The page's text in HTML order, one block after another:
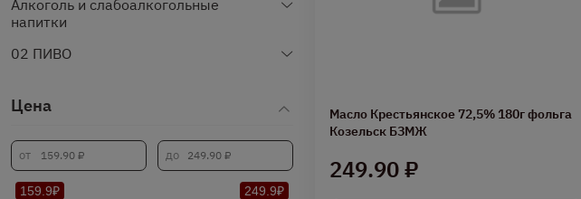
Алкоголь и слабоалкогольные
напитки
02 ПИВО
Цена
159.9₽ 249.9₽
Масло Крестьянское 72,5% 180г фольга
Козельск БЗМЖ
249.90 ₽